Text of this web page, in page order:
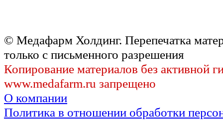
© Медафарм Холдинг. Перепечатка
только с письменного разрешения
Копирование материалов без активной
www.medafarm.ru запрещено
О компании
Политика в отношении обработки